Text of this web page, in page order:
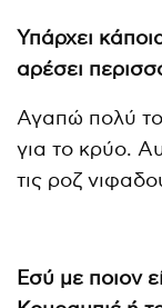
Υπάρχει
αρέσει
Αγαπώ πολύ το
για το κρύο.
τις ροζ
Εσύ με ποιον